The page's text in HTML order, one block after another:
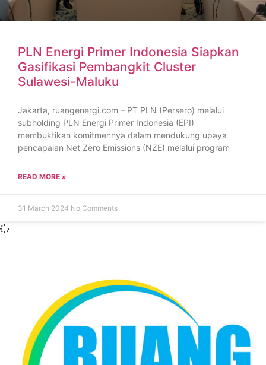
PLN Energi Primer Indonesia Siapkan
Gasifikasi Pembangkit Cluster
Sulawesi-Maluku
Jakarta, ruangenergi.com – PT PLN (Persero) melalui
subholding PLN Energi Primer Indonesia (EPI)
membuktikan komitmennya dalam mendukung upaya
pencapaian Net Zero Emissions (NZE) melalui program
READ MORE »
31 March 2024 No Comments